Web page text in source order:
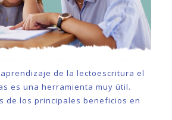
de la lectoescritura el
es una herramienta muy útil.
de los principales beneficios en